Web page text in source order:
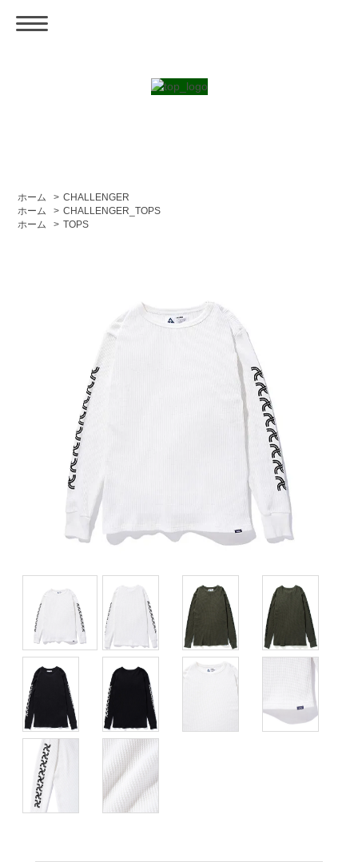
ホーム > CHALLENGER
ホーム
> CHALLENGER_TOPS
ホーム
> TOPS